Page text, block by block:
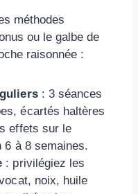
méthodes
ou le galbe de
raisonnée :
: 3 séances
écartés haltères
effets sur le
6 à 8 semaines.
: privilégiez les
noix, huile